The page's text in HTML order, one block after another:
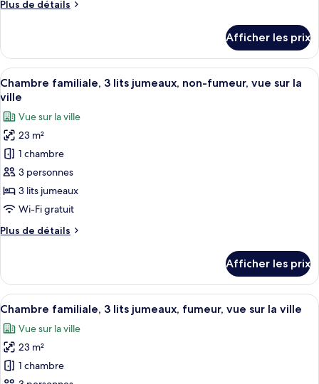
Chambre
lits
jumeaux
Plus de détails
Plus
Chambre
supérieure,
2
lits
Afficher les prix
Afficher
toutes
les
photos
pour
ce
type
de
chambre :
familiale,
jumeaux,
non-
fumeur,
vue
sur
la
Une chambre d’hôtel avec deux lits,
4
Chambre familiale, 3 lits jumeaux, non-fumeur, vue sur la
ville
Vue sur la ville
23 m²
1 chambre
3 personnes
3 lits jumeaux
Wi-Fi gratuit
Plus de détails
Plus
Chambre
familiale,
3
jumeaux,
non-
fumeur,
vue
Afficher les prix
Afficher
toutes
les
photos
pour
Une chambre d’hôtel avec deux lits,
4
Chambre familiale, 3 lits jumeaux, fumeur, vue sur la ville
Vue sur la ville
23 m²
1 chambre